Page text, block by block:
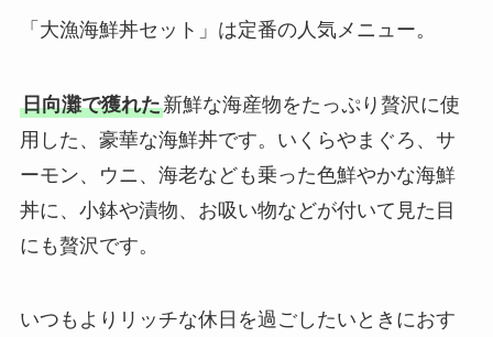
「大漁海鮮丼セット」は定番の人気メニュー。
日向灘で獲れた新鮮な海産物をたっぷり贅沢に使
用した、豪華な海鮮丼です。いくらやまぐろ、サ
ーモン、ウニ、海老なども乗った色鮮やかな海鮮
丼に、小鉢や漬物、お吸い物などが付いて見た目
にも贅沢です。
いつもよりリッチな休日を過ごしたいときにおす